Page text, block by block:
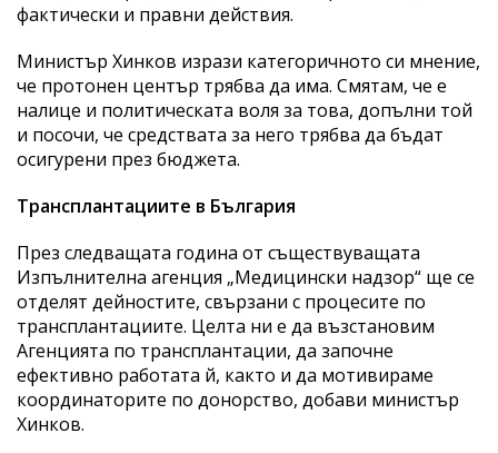
фактически и правни действия.
Министър Хинков изрази категоричното си мнение,
че протонен център трябва да има. Смятам, че е
налице и политическата воля за това, допълни той
и посочи, че средствата за него трябва да бъдат
осигурени през бюджета.
Трансплантациите в България
През следващата година от съществуващата
Изпълнителна агенция „Медицински надзор“ ще се
отделят дейностите, свързани с процесите по
трансплантациите. Целта ни е да възстановим
Агенцията по трансплантации, да започне
ефективно работата й, както и да мотивираме
координаторите по донорство, добави министър
Хинков.